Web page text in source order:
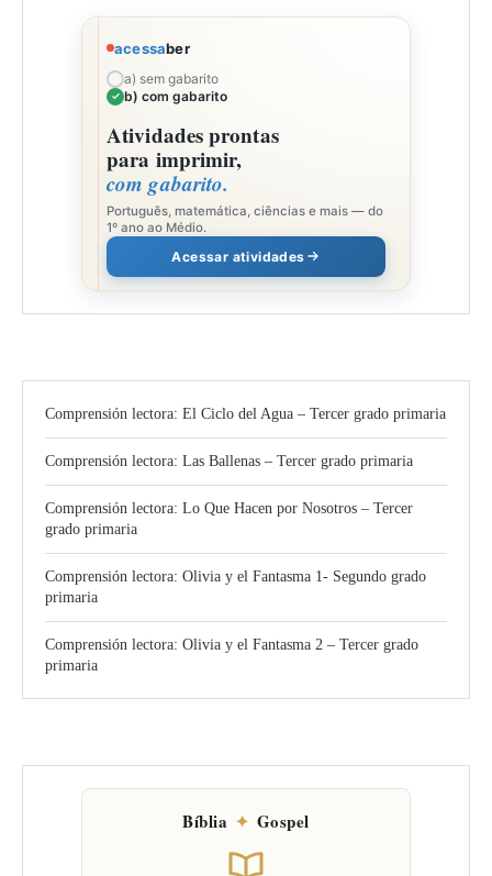
acessaber
a) sem gabarito
b) com gabarito
Atividades prontas
para imprimir,
com gabarito.
Português, matemática, ciências e mais — do
1º ano ao Médio.
Acessar atividades
Comprensión lectora: El Ciclo del Agua – Tercer grado primaria
Comprensión lectora: Las Ballenas – Tercer grado primaria
Comprensión lectora: Lo Que Hacen por Nosotros – Tercer
grado primaria
Comprensión lectora: Olivia y el Fantasma 1- Segundo grado
primaria
Comprensión lectora: Olivia y el Fantasma 2 – Tercer grado
primaria
Bíblia ✦ Gospel